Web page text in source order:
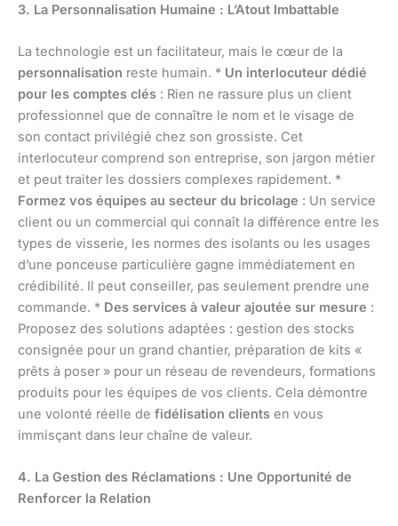
3. La Personnalisation Humaine : L’Atout Imbattable
La technologie est un facilitateur, mais le cœur de la
personnalisation reste humain. * Un interlocuteur dédié
pour les comptes clés : Rien ne rassure plus un client
professionnel que de connaître le nom et le visage de
son contact privilégié chez son grossiste. Cet
interlocuteur comprend son entreprise, son jargon métier
et peut traiter les dossiers complexes rapidement. *
Formez vos équipes au secteur du bricolage : Un service
client ou un commercial qui connaît la différence entre les
types de visserie, les normes des isolants ou les usages
d’une ponceuse particulière gagne immédiatement en
crédibilité. Il peut conseiller, pas seulement prendre une
commande. * Des services à valeur ajoutée sur mesure :
Proposez des solutions adaptées : gestion des stocks
consignée pour un grand chantier, préparation de kits «
prêts à poser » pour un réseau de revendeurs, formations
produits pour les équipes de vos clients. Cela démontre
une volonté réelle de fidélisation clients en vous
immisçant dans leur chaîne de valeur.
4. La Gestion des Réclamations : Une Opportunité de
Renforcer la Relation